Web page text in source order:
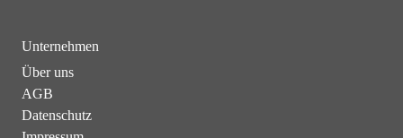
Unternehmen
Über uns
AGB
Datenschutz